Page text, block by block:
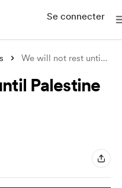
Se connecter
We will not rest until Palestine 🇵🇸 is
Palestine